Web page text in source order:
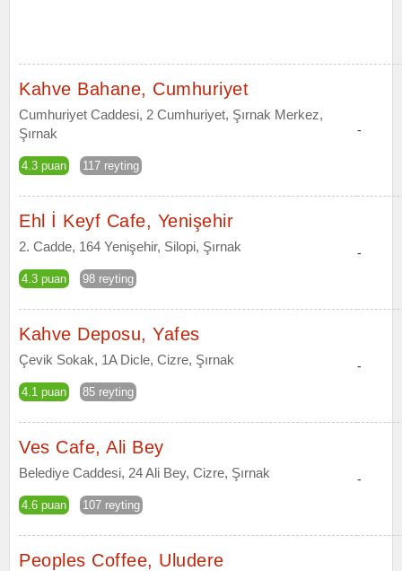
Kahve Bahane, Cumhuriyet
Cumhuriyet Caddesi, 2 Cumhuriyet, Şırnak Merkez,
Şırnak
4.3 puan 117 reyting
-
Ehl İ Keyf Cafe, Yenişehir
2. Cadde, 164 Yenişehir, Silopi, Şırnak
4.3 puan 98 reyting
-
Kahve Deposu, Yafes
Çevik Sokak, 1A Dicle, Cizre, Şırnak
4.1 puan 85 reyting
-
Ves Cafe, Ali Bey
Belediye Caddesi, 24 Ali Bey, Cizre, Şırnak
4.6 puan 107 reyting
-
Peoples Coffee, Uludere